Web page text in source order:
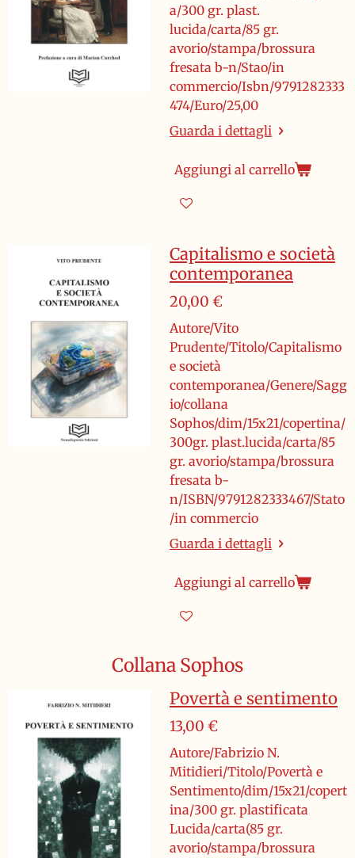
a/300 gr. plast.
lucida/carta/85 gr.
avorio/stampa/brossura
fresata b-n/Stao/in
commercio/Isbn/9791282333
474/Euro/25,00
Guarda i dettagli
Aggiungi al carrello
Capitalismo e società
contemporanea
20,00 €
Autore/Vito
Prudente/Titolo/Capitalismo
e società
contemporanea/Genere/Sagg
io/collana
Sophos/dim/15x21/copertina/
300gr. plast.lucida/carta/85
gr. avorio/stampa/brossura
fresata b-
n/ISBN/9791282333467/Stato
/in commercio
Guarda i dettagli
Aggiungi al carrello
Collana Sophos
Povertà e sentimento
13,00 €
Autore/Fabrizio N.
Mitidieri/Titolo/Povertà e
Sentimento/dim/15x21/copert
ina/300 gr. plastificata
Lucida/carta(85 gr.
avorio/stampa/brossura